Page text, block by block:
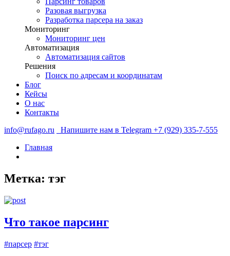
Разовая выгрузка
Разработка парсера на заказ
Мониторинг
Мониторинг цен
Автоматизация
Автоматизация сайтов
Решения
Поиск по адресам и координатам
Блог
Кейсы
О нас
Контакты
info@rufago.ru
Напишите нам в Telegram +7 (929) 335-7-555
Главная
Метка: тэг
Что такое парсинг
#парсер #тэг